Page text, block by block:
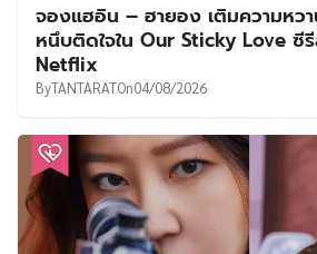
จองแฮอิน – ฮายอง เติมความหวา
หนึบติดใจใน Our Sticky Love ซี
Netflix
ByTANTARATOn04/08/2026